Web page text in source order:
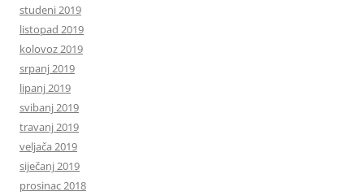
studeni 2019
listopad 2019
kolovoz 2019
srpanj 2019
lipanj 2019
svibanj 2019
travanj 2019
veljača 2019
siječanj 2019
prosinac 2018